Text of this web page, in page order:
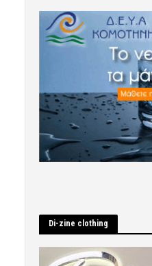
Di-zine clothing